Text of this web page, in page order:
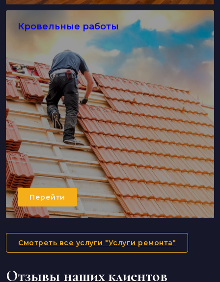
Кровельные работы
Перейти
Смотреть все услуги "Услуги ремонта"
Отзывы наших клиентов